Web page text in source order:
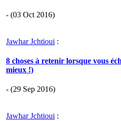
- (03 Oct 2016)
Jawhar Jchtioui :
8 choses à retenir lorsque vous
mieux !)
- (29 Sep 2016)
Jawhar Jchtioui :